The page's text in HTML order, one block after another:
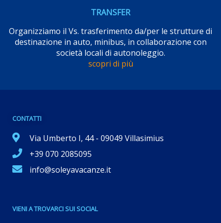
TRANSFER
Organizziamo il Vs. trasferimento da/per le strutture di
destinazione in auto, minibus, in collaborazione con
società locali di autonoleggio.
scopri di più
CONTATTI
Via Umberto I, 44 - 09049 Villasimius
+39 070 2085095
info@soleyavacanze.it
VIENI A TROVARCI SUI SOCIAL